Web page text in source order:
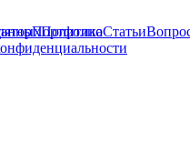
ПортфолиоСтатьи
Политика